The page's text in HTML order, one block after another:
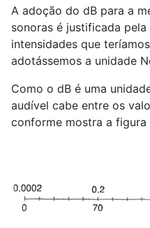
A adoção do dB para a
sonoras é justificada
intensidades que
adotássemos a unidade
Como o dB é uma
audível cabe entre os
conforme mostra a figura